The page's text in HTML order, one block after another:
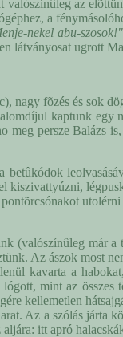
az
a
nekel abu-szosok!"
látványosat ugrott
fõzés és sok
kaptunk egy
meg persze Balázs
(valószínûleg már
Az ászok most
kavarta a
mint az
kellemetlen
Az a szólás járta
itt apró